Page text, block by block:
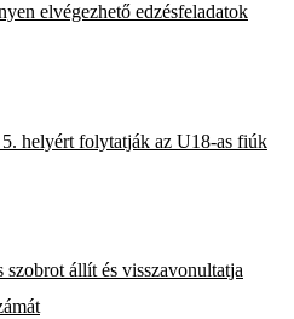
elvégezhető edzésfeladatok
helyért folytatják az U18-as fiúk
állít és visszavonultatja